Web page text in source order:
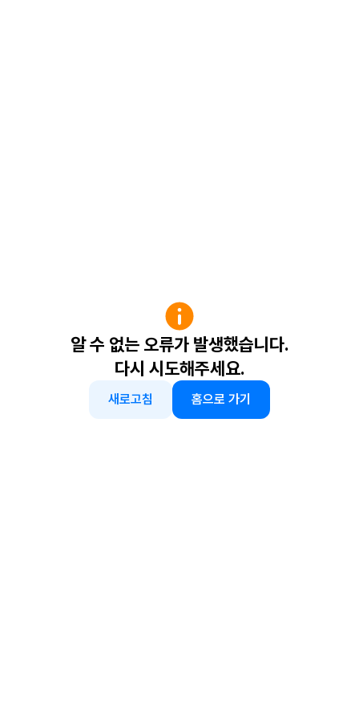
알 수 없는 오류가 발생했습니다.
다시 시도해주세요.
새로고침 홈으로 가기